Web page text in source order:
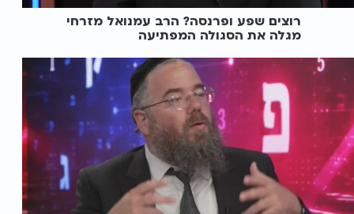
רוצים שפע ופרנסה? הרב עמנואל מזרחי
מגלה את הסגולה המפתיעה